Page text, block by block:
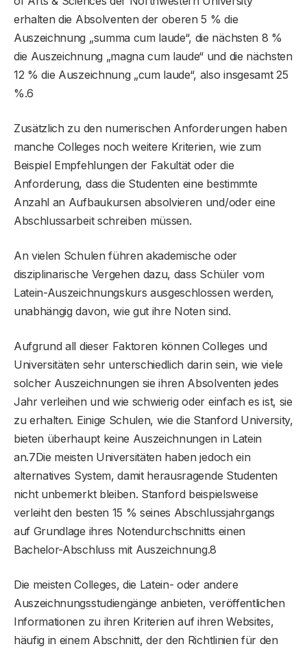
erhalten die Absolventen der oberen 5 % die
Auszeichnung „summa cum laude“, die nächsten 8 %
die Auszeichnung „magna cum laude“ und die nächsten
12 % die Auszeichnung „cum laude“, also insgesamt 25
%.6
Zusätzlich zu den numerischen Anforderungen haben
manche Colleges noch weitere Kriterien, wie zum
Beispiel Empfehlungen der Fakultät oder die
Anforderung, dass die Studenten eine bestimmte
Anzahl an Aufbaukursen absolvieren und/oder eine
Abschlussarbeit schreiben müssen.
An vielen Schulen führen akademische oder
disziplinarische Vergehen dazu, dass Schüler vom
Latein-Auszeichnungskurs ausgeschlossen werden,
unabhängig davon, wie gut ihre Noten sind.
Aufgrund all dieser Faktoren können Colleges und
Universitäten sehr unterschiedlich darin sein, wie viele
solcher Auszeichnungen sie ihren Absolventen jedes
Jahr verleihen und wie schwierig oder einfach es ist, sie
zu erhalten. Einige Schulen, wie die Stanford University,
bieten überhaupt keine Auszeichnungen in Latein
an.7Die meisten Universitäten haben jedoch ein
alternatives System, damit herausragende Studenten
nicht unbemerkt bleiben. Stanford beispielsweise
verleiht den besten 15 % seines Abschlussjahrgangs
auf Grundlage ihres Notendurchschnitts einen
Bachelor-Abschluss mit Auszeichnung.8
Die meisten Colleges, die Latein- oder andere
Auszeichnungsstudiengänge anbieten, veröffentlichen
Informationen zu ihren Kriterien auf ihren Websites,
häufig in einem Abschnitt, der den Richtlinien für den